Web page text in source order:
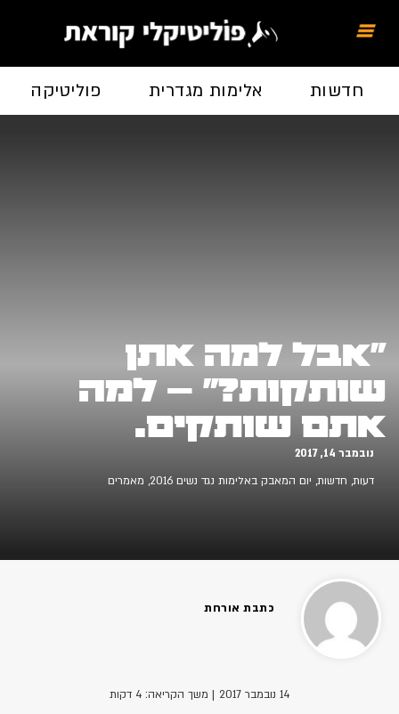
חדשות אלימות מגדרית פוליטיקה
"אבל למה אתן
שותקות?" – למה
אתם שותקים.
נובמבר 14, 2017
דעות, חדשות, יום המאבק באלימות נגד נשים 2016 , מאמרים
כתבת אורחת
14 נובמבר 2017 | משך הקריאה: 4 דקות